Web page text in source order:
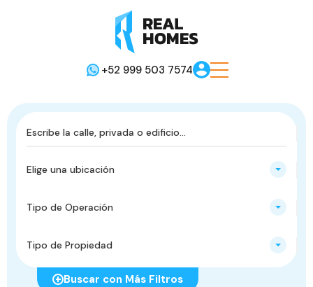
+52 999 503 7574
Elige una ubicación
Tipo de Operación
Tipo de Propiedad
Buscar con Más Filtros